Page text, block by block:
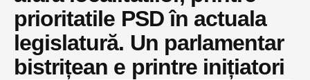
prioritatile PSD în actuala
legislatură. Un parlamentar
bistrițean e printre inițiatori